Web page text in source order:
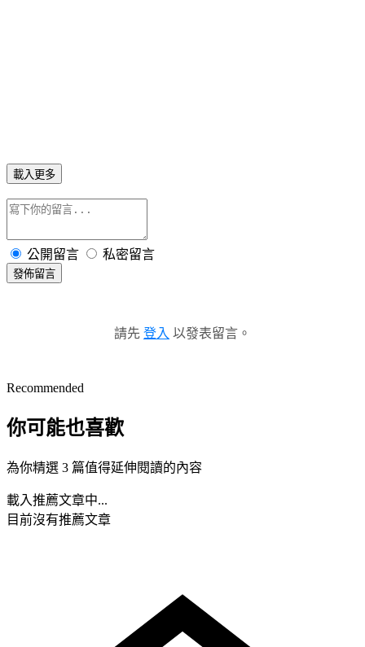
載入更多
公開留言 私密留言
發佈留言
請先 登入 以發表留言。
Recommended
你可能也喜歡
為你精選 3 篇值得延伸閱讀的內容
載入推薦文章中...
目前沒有推薦文章